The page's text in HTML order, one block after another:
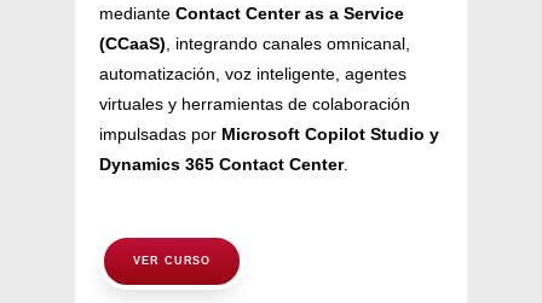
medianteContact Center as a Service
(CCaaS) , integrando canales omnicanal,
automatización, voz inteligente, agentes
virtuales y herramientas de colaboración
impulsadas por Microsoft Copilot Studio y
Dynamics 365 Contact Center.
VER CURSO